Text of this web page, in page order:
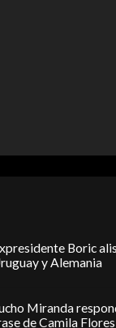
Boric
y Alemania
Miranda
de Camila